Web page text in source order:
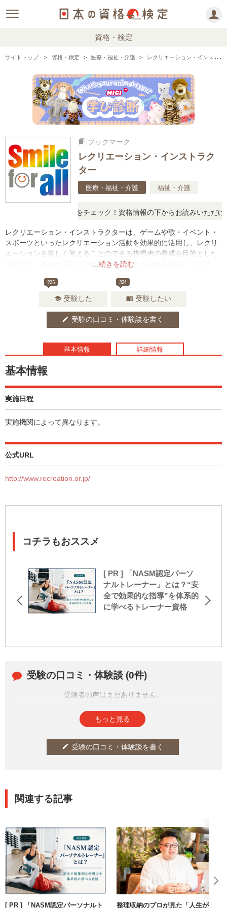
資格・検定
サイトトップ 資格・検定 医療・福祉・介護 レクリエーション・インストラクターの情報まとめ
bookmarks ブックマーク
レクリエーション・インストラク
ター
医療・福祉・介護 福祉・介護
な口コミや体験談をチェック！資格情報の下からお読みいただけま
...続きを読む
レクリエーション・インストラクターは、ゲームや歌・イベント・
スポーツといったレクリエーション活動を効果的に活用し、レクリ
エーションを楽しく教えることのできる指導者の養成を目的とした
資格です。福祉や保育など幅広い分野の方が資格を取得しており、
236
school 受験した
334
menu_book 受験したい
edit 受験の口コミ・体験談を書く
基本情報 詳細情報
基本情報
実施日程
実施機関によって異なります。
公式URL
http://www.recreation.or.jp/
コチラもおススメ
[ PR ] 「NASM認定パーソ
ナルトレーナー」とは？“安
全で効果的な指導”を体系的
に学べるトレーナー資格
受験の口コミ・体験談 (0件)
受験者の声はまだありません。
もっと見る
edit 受験の口コミ・体験談を書く
関連する記事
[ PR ] 「NASM認定パーソナルト 整理収納のプロが見た「人生が上